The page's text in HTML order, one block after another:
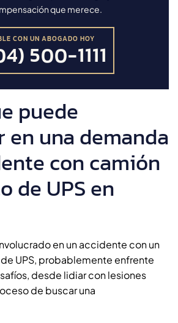
que merece.
CON UN ABOGADO HOY
500-1111
puede
en una demanda
con camión
de UPS en
en un accidente con un
UPS, probablemente enfrente
desde lidiar con lesiones
de buscar una